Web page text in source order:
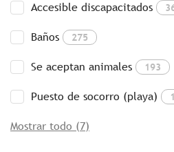
Accesible discapacitados
Baños 275
Se aceptan animales 193
Puesto de socorro (playa)
Mostrar todo (7)